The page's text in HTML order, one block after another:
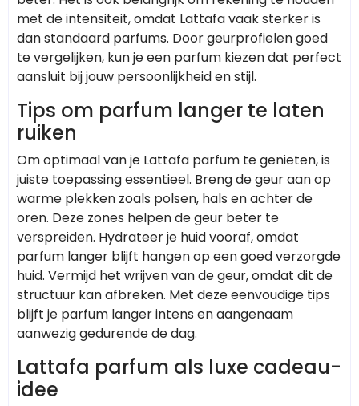
met de intensiteit, omdat Lattafa vaak sterker is
dan standaard parfums. Door geurprofielen goed
te vergelijken, kun je een parfum kiezen dat perfect
aansluit bij jouw persoonlijkheid en stijl.
Tips om parfum langer te laten
ruiken
Om optimaal van je Lattafa parfum te genieten, is
juiste toepassing essentieel. Breng de geur aan op
warme plekken zoals polsen, hals en achter de
oren. Deze zones helpen de geur beter te
verspreiden. Hydrateer je huid vooraf, omdat
parfum langer blijft hangen op een goed verzorgde
huid. Vermijd het wrijven van de geur, omdat dit de
structuur kan afbreken. Met deze eenvoudige tips
blijft je parfum langer intens en aangenaam
aanwezig gedurende de dag.
Lattafa parfum als luxe cadeau-
idee